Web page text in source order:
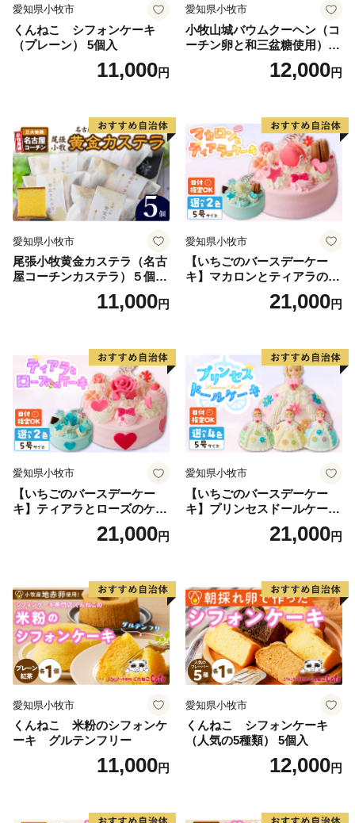
愛知県小牧市
くんねこ シフォンケーキ
（プレーン） 5個入
11,000円
愛知県小牧市
小牧山城バウムクーヘン（コ
ーチン卵と和三盆糖使用）
名古屋コーチン バームクー
ヘン 和三盆 小牧銘菓 バウム
12,000円
愛知県小牧市
尾張小牧黄金カステラ（名古
屋コーチンカステラ）５個入
名古屋コーチン カステラ ザ
ラメ 常温 愛知県 小牧市 アン
11,000円
愛知県小牧市
【いちごのバースデーケー
キ】マカロンとティアラのケ
ーキ スイーツ 日時指定可 デ
ザート 洋菓子 お取り寄せ 愛
デコレーションケーキ ホー
ルケーキ
21,000円
愛知県小牧市
【いちごのバースデーケー
キ】ティアラとローズのケー
キ スイーツ デザート 洋菓
子 お取り寄せ 愛知県 小牧市
レーション ホールケーキ 日
時指定可
21,000円
愛知県小牧市
【いちごのバースデーケー
キ】プリンセスドールケーキ
日時指定可 スイーツ デザー
ト 洋菓子 お取り寄せ 愛知県
デコレーションケーキ ホー
ルケーキ 人形 かわいい こど
も
21,000円
愛知県小牧市
くんねこ 米粉のシフォンケ
ーキ グルテンフリー
11,000円
愛知県小牧市
くんねこ シフォンケーキ
（人気の5種類） 5個入
12,000円